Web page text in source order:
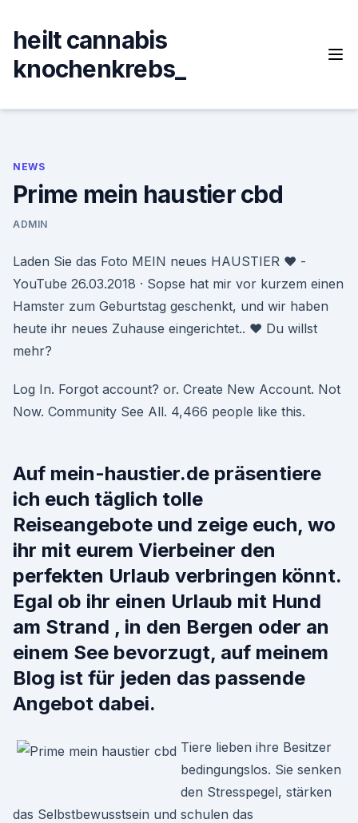
content
heilt cannabis
knochenkrebs_
NEWS
Prime mein haustier cbd
ADMIN
Laden Sie das Foto MEIN neues HAUSTIER ♥ -
YouTube 26.03.2018 · Sopse hat mir vor kurzem einen
Hamster zum Geburtstag geschenkt, und wir haben
heute ihr neues Zuhause eingerichtet.. ♥ Du willst
mehr?
Log In. Forgot account? or. Create New Account. Not
Now. Community See All. 4,466 people like this.
Auf mein-haustier.de präsentiere
ich euch täglich tolle
Reiseangebote und zeige euch, wo
ihr mit eurem Vierbeiner den
perfekten Urlaub verbringen könnt.
Egal ob ihr einen Urlaub mit Hund
am Strand , in den Bergen oder an
einem See bevorzugt, auf meinem
Blog ist für jeden das passende
Angebot dabei.
Tiere lieben ihre Besitzer
bedingungslos. Sie senken
den Stresspegel, stärken
das Selbstbewusstsein und schulen das